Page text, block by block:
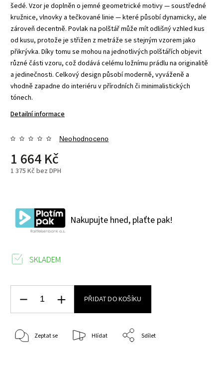
šedé. Vzor je doplněn o jemné geometrické motivy — soustředné
kružnice, vlnovky a tečkované linie — které působí dynamicky, ale
zároveň decentně. Povlak na polštář může mít odlišný vzhled kus
od kusu, protože je střižen z metráže se stejným vzorem jako
přikrývka. Díky tomu se mohou na jednotlivých polštářích objevit
různé části vzoru, což dodává celému ložnímu prádlu na originalitě
a jedinečnosti. Celkový design působí moderně, vyváženě a
vhodně zapadne do interiéru v přírodních či minimalistických
tónech.
Detailní informace
Neohodnoceno
1 664 Kč
1 375 Kč bez DPH
Nakupujte hned, plaťte pak!
SKLADEM
PŘIDAT DO KOŠÍKU
Zeptat se Hlídat Sdílet